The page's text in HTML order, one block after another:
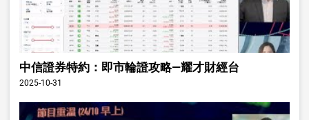
中信證券特約：即市輪證攻略—耀才財經台
2025-10-31